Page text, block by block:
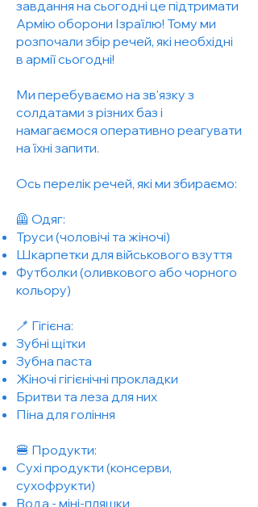
завдання на сьогодні це підтримати
Армію оборони Ізраїлю! Тому ми
розпочали збір речей, які необхідні
в армії сьогодні!
Ми перебуваємо на зв'язку з
солдатами з різних баз і
намагаємося оперативно реагувати
на їхні запити.
Ось перелік речей, які ми збираємо:
🦺 Одяг:
Труси (чоловічі та жіночі)
Шкарпетки для військового взуття
Футболки (оливкового або чорного
кольору)
🪥 Гігієна:
Зубні щітки
Зубна паста
Жіночі гігієнічні прокладки
Бритви та леза для них
Піна для гоління
🍔 Продукти:
Сухі продукти (консерви,
сухофрукти)
Вода - міні-пляшки